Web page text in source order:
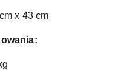
x 43 cm